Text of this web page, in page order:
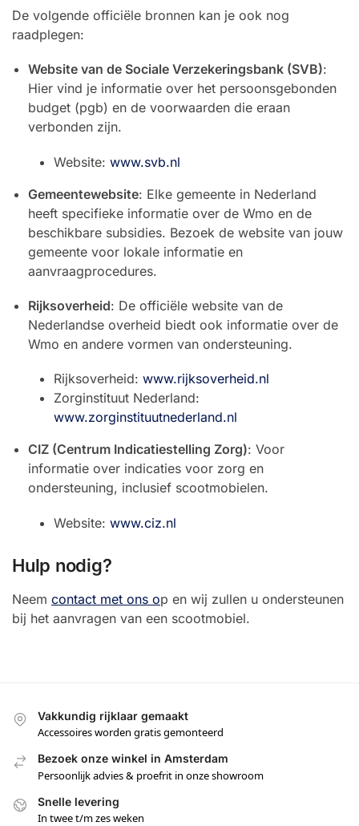
De volgende officiële bronnen kan je ook nog
raadplegen:
Website van de Sociale Verzekeringsbank (SVB):
Hier vind je informatie over het persoonsgebonden
budget (pgb) en de voorwaarden die eraan
verbonden zijn.
Website: www.svb.nl
Gemeentewebsite: Elke gemeente in Nederland
heeft specifieke informatie over de Wmo en de
beschikbare subsidies. Bezoek de website van jouw
gemeente voor lokale informatie en
aanvraagprocedures.
Rijksoverheid: De officiële website van de
Nederlandse overheid biedt ook informatie over de
Wmo en andere vormen van ondersteuning.
Rijksoverheid: www.rijksoverheid.nl
Zorginstituut Nederland:
www.zorginstituutnederland.nl
CIZ (Centrum Indicatiestelling Zorg): Voor
informatie over indicaties voor zorg en
ondersteuning, inclusief scootmobielen.
Website: www.ciz.nl
Hulp nodig?
Neem contact met ons op en wij zullen u ondersteunen
bij het aanvragen van een scootmobiel.
Vakkundig rijklaar gemaakt
Accessoires worden gratis gemonteerd
Bezoek onze winkel in Amsterdam
Persoonlijk advies & proefrit in onze showroom
Snelle levering
In twee t/m zes weken